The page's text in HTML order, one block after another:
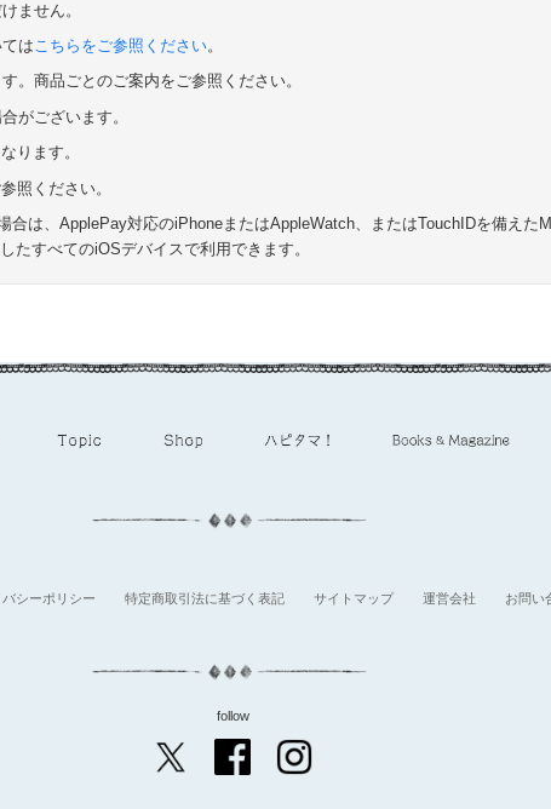
ません。
はこちらをご参照ください。
。商品ごとのご案内をご参照ください。
がございます。
ります。
照ください。
は、ApplePay対応のiPhoneまたはAppleWatch、またはTouchIDを備えた
たすべてのiOSデバイスで利用できます。
バシーポリシー 特定商取引法に基づく表記 サイトマップ 運営会社 お問い
follow